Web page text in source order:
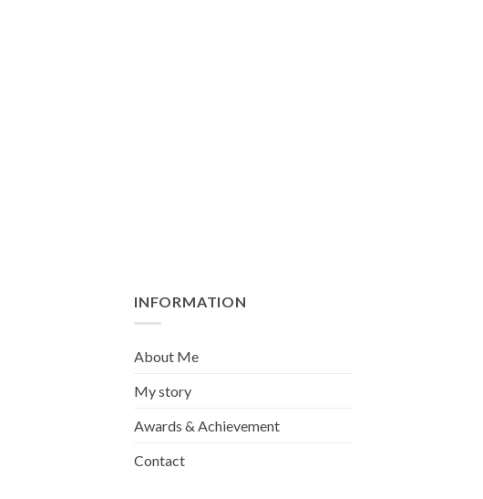
INFORMATION
About Me
My story
Awards & Achievement
Contact